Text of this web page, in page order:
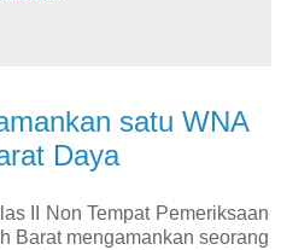
satu WNA
Daya
II Non Tempat Pemeriksaan
Barat mengamankan seorang